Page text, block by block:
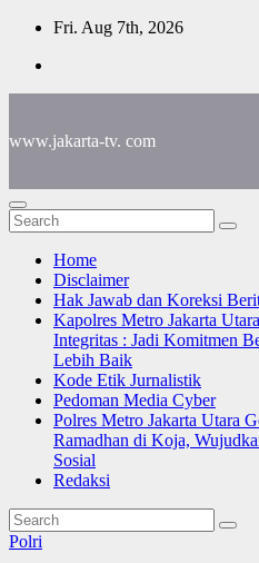
Skip
content
Fri. Aug 7th, 2026
www.jakarta-tv. com
Home
Disclaimer
Hak Jawab dan Koreksi
Kapolres Metro Jakarta
Integritas : Jadi Komitmen
Lebih Baik
Kode Etik Jurnalistik
Pedoman Media Cyber
Polres Metro Jakarta Utara
Ramadhan di Koja,
Sosial
Redaksi
Polri